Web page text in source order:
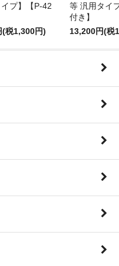
プ】【P-42
(税1,300円)
等 汎用タイ
付き】
13,200円(税